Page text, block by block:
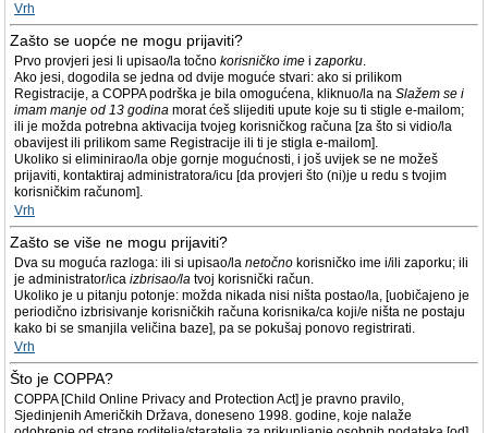
Vrh
Zašto se uopće ne mogu prijaviti?
Prvo provjeri jesi li upisao/la točno korisničko ime i zaporku.
Ako jesi, dogodila se jedna od dvije moguće stvari: ako si prilikom
Registracije, a COPPA podrška je bila omogućena, kliknuo/la na Slažem se i
imam manje od 13 godina morat ćeš slijediti upute koje su ti stigle e-mailom;
ili je možda potrebna aktivacija tvojeg korisničkog računa [za što si vidio/la
obavijest ili prilikom same Registracije ili ti je stigla e-mailom].
Ukoliko si eliminirao/la obje gornje mogućnosti, i još uvijek se ne možeš
prijaviti, kontaktiraj administratora/icu [da provjeri što (ni)je u redu s tvojim
korisničkim računom].
Vrh
Zašto se više ne mogu prijaviti?
Dva su moguća razloga: ili si upisao/la netočno korisničko ime i/ili zaporku; ili
je administrator/ica izbrisao/la tvoj korisnički račun.
Ukoliko je u pitanju potonje: možda nikada nisi ništa postao/la, [uobičajeno je
periodično izbrisivanje korisničkih računa korisnika/ca koji/e ništa ne postaju
kako bi se smanjila veličina baze], pa se pokušaj ponovo registrirati.
Vrh
Što je COPPA?
COPPA [Child Online Privacy and Protection Act] je pravno pravilo,
Sjedinjenih Američkih Država, doneseno 1998. godine, koje nalaže